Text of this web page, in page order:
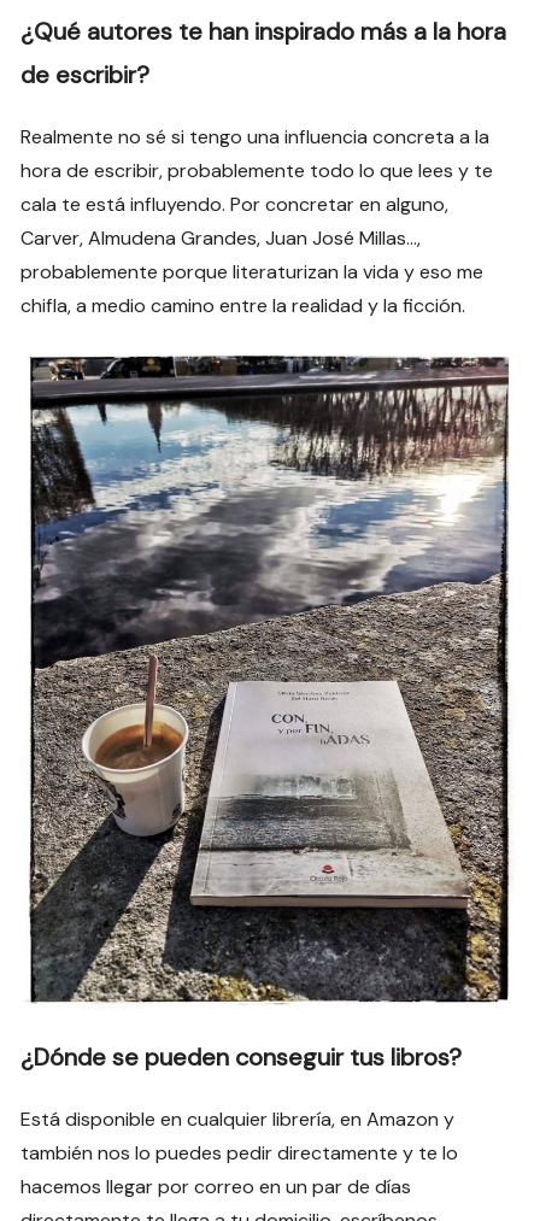
¿Qué autores te han inspirado más a la hora
de escribir?
Realmente no sé si tengo una influencia concreta a la
hora de escribir, probablemente todo lo que lees y te
cala te está influyendo. Por concretar en alguno,
Carver, Almudena Grandes, Juan José Millas…,
probablemente porque literaturizan la vida y eso me
chifla, a medio camino entre la realidad y la ficción.
¿Dónde se pueden conseguir tus libros?
Está disponible en cualquier librería, en Amazon y
también nos lo puedes pedir directamente y te lo
hacemos llegar por correo en un par de días